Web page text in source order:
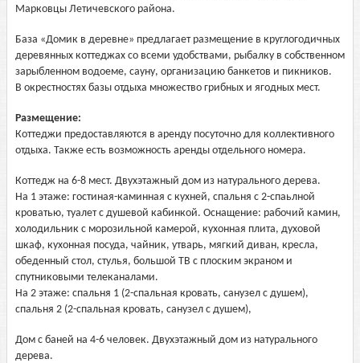
Марковцы Летичевского района.
База «Домик в деревне» предлагает размещение в круглогодичных
деревянных коттеджах со всеми удобствами, рыбалку в собственном
зарыбленном водоеме, сауну, организацию банкетов и пикников.
В окрестностях базы отдыха множество грибных и ягодных мест.
Размещение:
Коттеджи предоставляются в аренду посуточно для коллективного
отдыха. Также есть возможность аренды отдельного номера.
Коттедж на 6-8 мест. Двухэтажный дом из натурального дерева.
На 1 этаже: гостиная-каминная с кухней, спальня с 2-спаьлной
кроватью, туалет с душевой кабинкой. Оснащение: рабочий камин,
холодильник с морозильной камерой, кухонная плита, духовой
шкаф, кухонная посуда, чайник, утварь, мягкий диван, кресла,
обеденный стол, стулья, большой ТВ с плоским экраном и
спутниковыми телеканалами.
На 2 этаже: спальня 1 (2-спальная кровать, санузел с душем),
спальня 2 (2-спальная кровать, санузел с душем),
Дом с баней на 4-6 человек. Двухэтажный дом из натурального
дерева.